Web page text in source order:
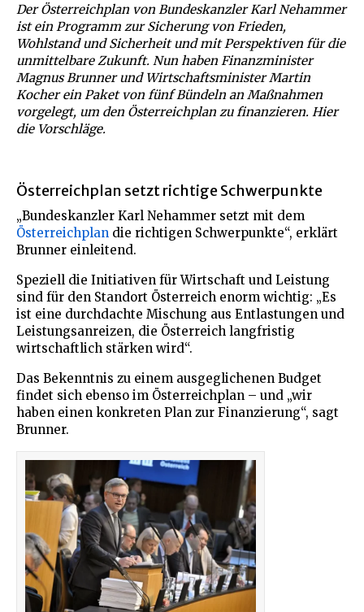
Der Österreichplan von Bundeskanzler Karl Nehammer
ist ein Programm zur Sicherung von Frieden,
Wohlstand und Sicherheit und mit Perspektiven für die
unmittelbare Zukunft. Nun haben Finanzminister
Magnus Brunner und Wirtschaftsminister Martin
Kocher ein Paket von fünf Bündeln an Maßnahmen
vorgelegt, um den Österreichplan zu finanzieren. Hier
die Vorschläge.
Österreichplan setzt richtige Schwerpunkte
„Bundeskanzler Karl Nehammer setzt mit dem
Österreichplan die richtigen Schwerpunkte“, erklärt
Brunner einleitend.
Speziell die Initiativen für Wirtschaft und Leistung
sind für den Standort Österreich enorm wichtig: „Es
ist eine durchdachte Mischung aus Entlastungen und
Leistungsanreizen, die Österreich langfristig
wirtschaftlich stärken wird“.
Das Bekenntnis zu einem ausgeglichenen Budget
findet sich ebenso im Österreichplan – und „wir
haben einen konkreten Plan zur Finanzierung“, sagt
Brunner.